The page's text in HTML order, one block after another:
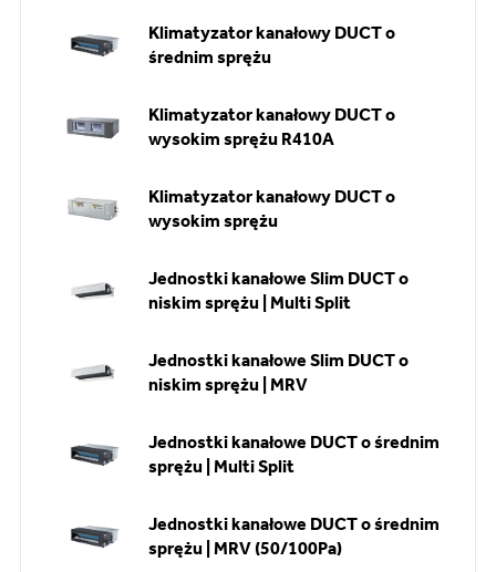
Klimatyzator kanałowy DUCT o
średnim sprężu
Klimatyzator kanałowy DUCT o
wysokim sprężu R410A
Klimatyzator kanałowy DUCT o
wysokim sprężu
Jednostki kanałowe Slim DUCT o
niskim sprężu | Multi Split
Jednostki kanałowe Slim DUCT o
niskim sprężu | MRV
Jednostki kanałowe DUCT o średnim
sprężu | Multi Split
Jednostki kanałowe DUCT o średnim
sprężu | MRV (50/100Pa)